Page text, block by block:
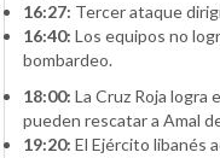
16:27: Tercer ataque
16:40: Los equipos no
bombardeo.
18:00: La Cruz Roja logra
pueden rescatar a Amal
19:20: El Ejército libanés